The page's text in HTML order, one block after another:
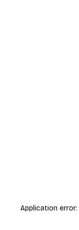
Application